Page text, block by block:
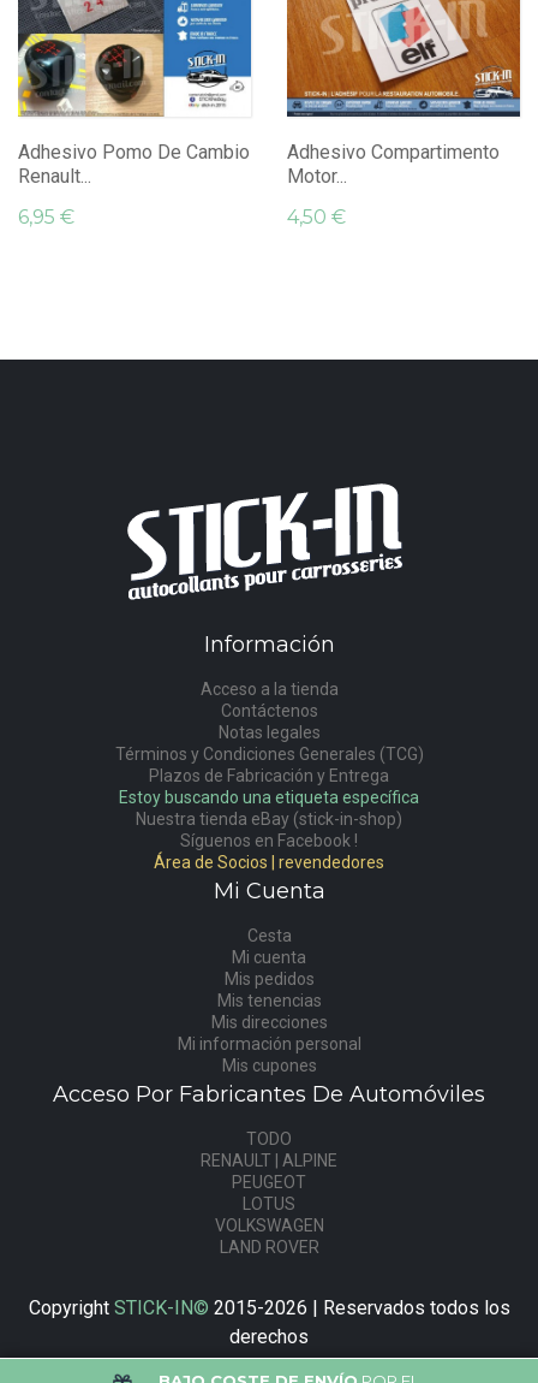
Adhesivo Pomo De Cambio
Renault...
6,95 €
Adhesivo Compartimento
Motor...
4,50 €
Información
Acceso a la tienda
Contáctenos
Notas legales
Términos y Condiciones Generales (TCG)
Plazos de Fabricación y Entrega
Estoy buscando una etiqueta específica
Nuestra tienda eBay (stick-in-shop)
Síguenos en Facebook !
Área de Socios | revendedores
Mi Cuenta
Cesta
Mi cuenta
Mis pedidos
Mis tenencias
Mis direcciones
Mi información personal
Mis cupones
Acceso Por Fabricantes De Automóviles
TODO
RENAULT | ALPINE
PEUGEOT
LOTUS
VOLKSWAGEN
LAND ROVER
Copyright STICK-IN© 2015-2026 | Reservados todos los
derechos